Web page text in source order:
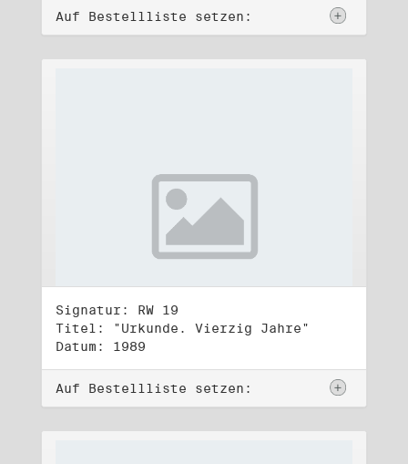
Auf Bestellliste setzen:
Signatur: RW 19
Titel: "Urkunde. Vierzig Jahre"
Datum: 1989
Auf Bestellliste setzen: